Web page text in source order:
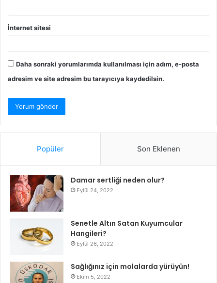
İnternet sitesi
Daha sonraki yorumlarımda kullanılması için adım, e-posta
adresim ve site adresim bu tarayıcıya kaydedilsin.
Popüler Son Eklenen
Damar sertliği neden olur?
Eylül 24, 2022
Senetle Altın Satan Kuyumcular
Hangileri?
Eylül 26, 2022
Sağlığınız için molalarda yürüyün!
Ekim 5, 2022